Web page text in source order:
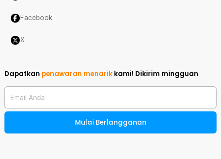
Facebook
X
Dapatkan penawaran menarik kami! Dikirim mingguan
Email Anda
Mulai Berlangganan